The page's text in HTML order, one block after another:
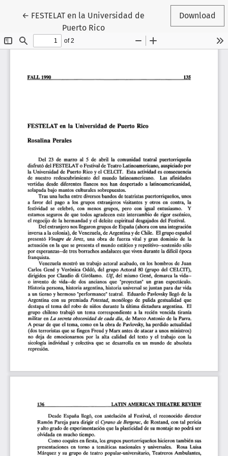
← Return to Article Details
FESTELAT en la Universidad de
Puerto Rico
Download